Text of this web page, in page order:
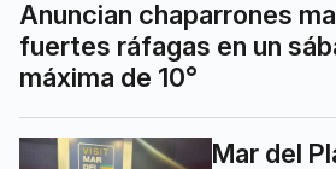
Anuncian chaparrones
fuertes ráfagas en un
máxima de 10°
Mar del